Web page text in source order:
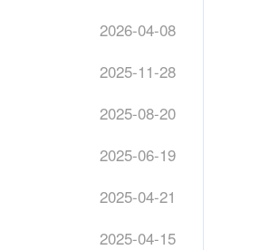
2026-04-08
2025-11-28
2025-08-20
2025-06-19
2025-04-21
2025-04-15